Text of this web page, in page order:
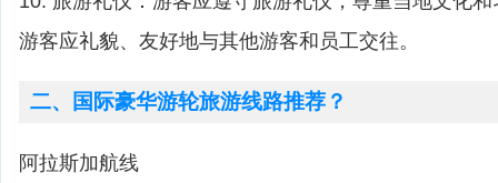
游客应礼貌、友好地与其他游客和员工交往。
二、国际豪华游轮旅游线路推荐？
阿拉斯加航线